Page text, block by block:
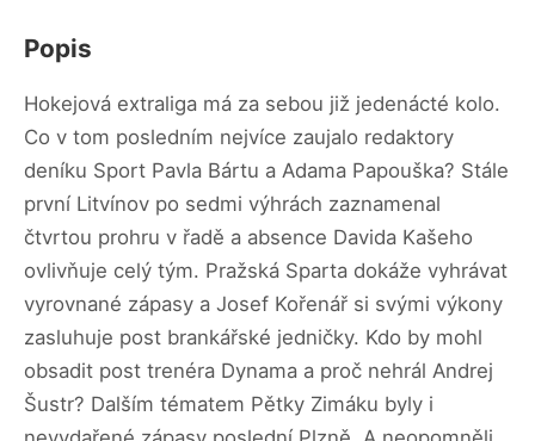
Popis
Hokejová extraliga má za sebou již jedenácté kolo.
Co v tom posledním nejvíce zaujalo redaktory
deníku Sport Pavla Bártu a Adama Papouška? Stále
první Litvínov po sedmi výhrách zaznamenal
čtvrtou prohru v řadě a absence Davida Kašeho
ovlivňuje celý tým. Pražská Sparta dokáže vyhrávat
vyrovnané zápasy a Josef Kořenář si svými výkony
zasluhuje post brankářské jedničky. Kdo by mohl
obsadit post trenéra Dynama a proč nehrál Andrej
Šustr? Dalším tématem Pětky Zimáku byly i